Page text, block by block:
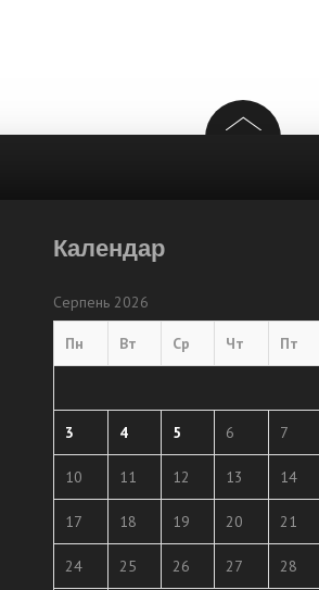
Календар
Серпень 2026
Пн Вт Ср Чт Пт
3 4 5 6 7
10 11 12 13 14
17 18 19 20 21
24 25 26 27 28